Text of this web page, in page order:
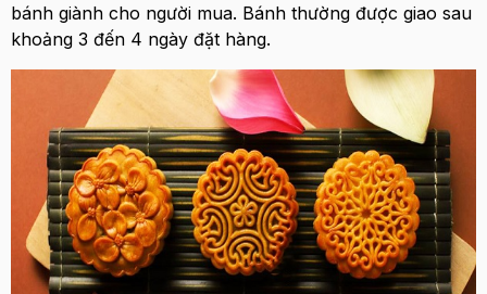
bánh giành cho người mua. Bánh thường được giao sau
khoảng 3 đến 4 ngày đặt hàng.